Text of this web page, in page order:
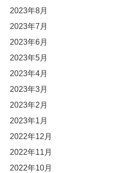
2023年8月
2023年7月
2023年6月
2023年5月
2023年4月
2023年3月
2023年2月
2023年1月
2022年12月
2022年11月
2022年10月